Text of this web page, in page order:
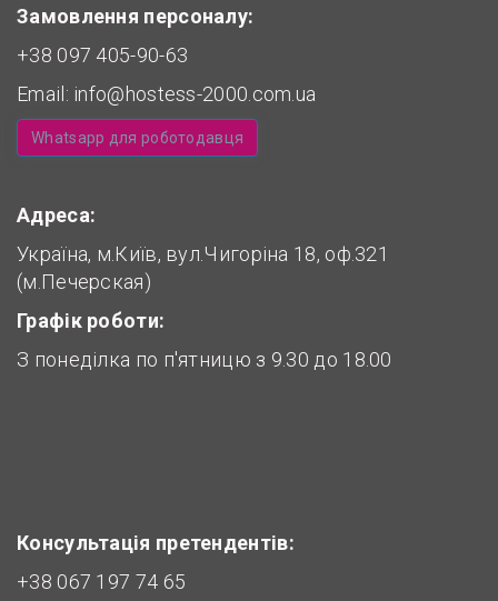
Замовлення персоналу:
+38 097 405-90-63
Email: info@hostess-2000.com.ua
Whatsapp для роботодавця
Адреса:
Україна, м.Київ, вул.Чигоріна 18, оф.321
(м.Печерская)
Графік роботи:
З понеділка по п'ятницю з 9.30 до 18.00
Консультація претендентів:
+38 067 197 74 65